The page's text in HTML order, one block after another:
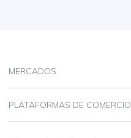
MERCADOS
PLATAFORMAS DE COMERCIO